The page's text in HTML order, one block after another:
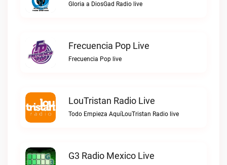
Gloria a DiosGad Radio live
Frecuencia Pop Live
Frecuencia Pop live
LouTristan Radio Live
Todo Empieza AquíLouTristan Radio live
G3 Radio Mexico Live